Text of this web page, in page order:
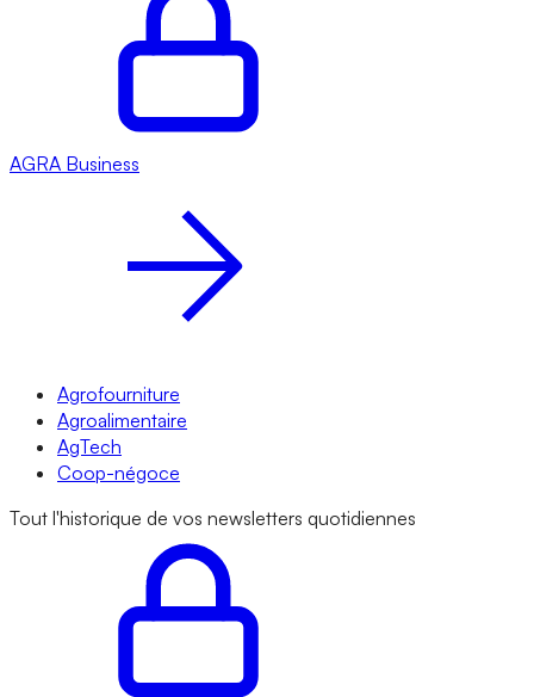
AGRA Business
Agrofourniture
Agroalimentaire
AgTech
Coop-négoce
Tout l'historique de vos newsletters quotidiennes